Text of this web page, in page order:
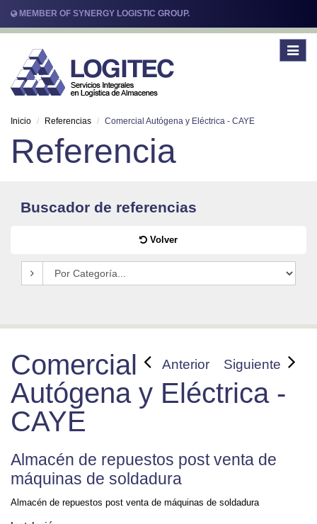
MEMBER OF SYNERGY LOGISTIC GROUP.
Toggle
Inicio Referencias Comercial Autógena y Eléctrica - CAYE
Referencia
Buscador de referencias
Volver
Anterior Siguiente
Comercial
Autógena y Eléctrica -
CAYE
Almacén de repuestos post venta de
máquinas de soldadura
Almacén de repuestos post venta de máquinas de soldadura